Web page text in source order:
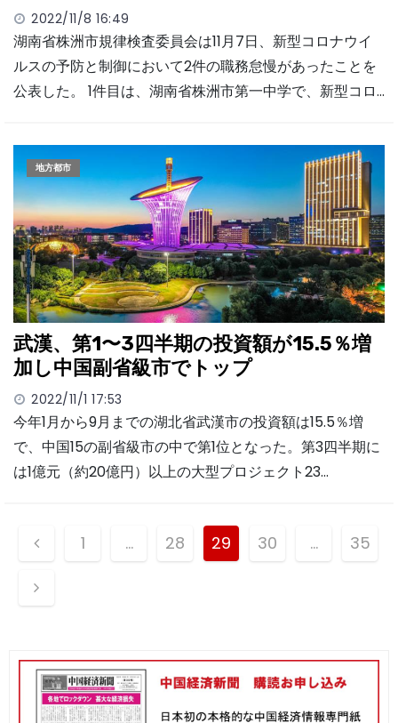
2022/11/8 16:49
湖南省株洲市規律検査委員会は11月7日、新型コロナウイ
ルスの予防と制御において2件の職務怠慢があったことを
公表した。 1件目は、湖南省株洲市第一中学で、新型コロ…
地方都市
武漢、第1〜3四半期の投資額が15.5％増
加し中国副省級市でトップ
2022/11/1 17:53
今年1月から9月までの湖北省武漢市の投資額は15.5％増
で、中国15の副省級市の中で第1位となった。第3四半期に
は1億元（約20億円）以上の大型プロジェクト23…
投
稿
ナ
ゲ
1 … 28 29 30 … 35